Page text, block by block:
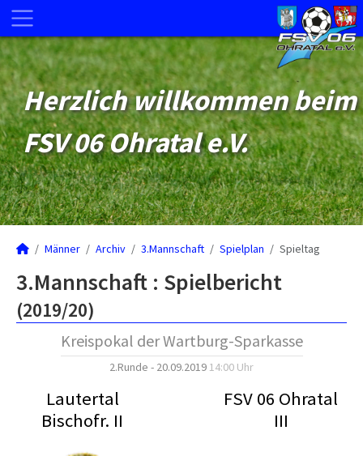
Herzlich willkommen beim
FSV 06 Ohratal e.V.
Männer Archiv 3.Mannschaft Spielplan Spieltag
3.Mannschaft : Spielbericht
(2019/20)
Kreispokal der Wartburg-Sparkasse
2.Runde - 20.09.2019 14:00 Uhr
Lautertal
Bischofr. II
FSV 06 Ohratal
III